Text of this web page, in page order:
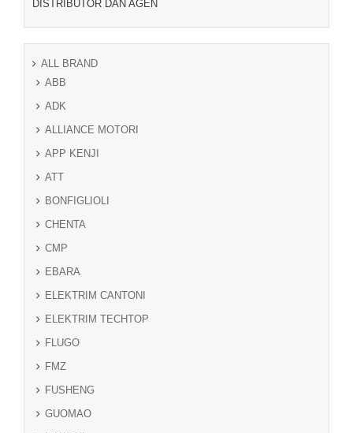
DISTRIBUTOR DAN AGEN
ALL BRAND
ABB
ADK
ALLIANCE MOTORI
APP KENJI
ATT
BONFIGLIOLI
CHENTA
CMP
EBARA
ELEKTRIM CANTONI
ELEKTRIM TECHTOP
FLUGO
FMZ
FUSHENG
GUOMAO